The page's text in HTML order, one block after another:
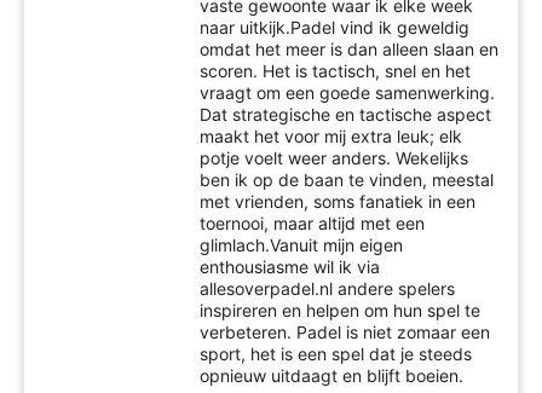
vaste gewoonte waar ik elke week
naar uitkijk.Padel vind ik geweldig
omdat het meer is dan alleen slaan en
scoren. Het is tactisch, snel en het
vraagt om een goede samenwerking.
Dat strategische en tactische aspect
maakt het voor mij extra leuk; elk
potje voelt weer anders. Wekelijks
ben ik op de baan te vinden, meestal
met vrienden, soms fanatiek in een
toernooi, maar altijd met een
glimlach.Vanuit mijn eigen
enthousiasme wil ik via
allesoverpadel.nl andere spelers
inspireren en helpen om hun spel te
verbeteren. Padel is niet zomaar een
sport, het is een spel dat je steeds
opnieuw uitdaagt en blijft boeien.